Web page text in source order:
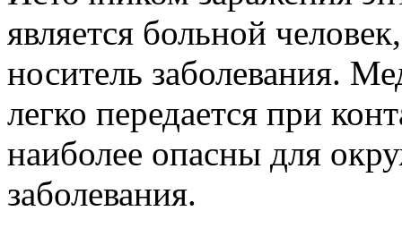
является больной
носитель заболевания.
легко передается при
наиболее опасны для
заболевания.